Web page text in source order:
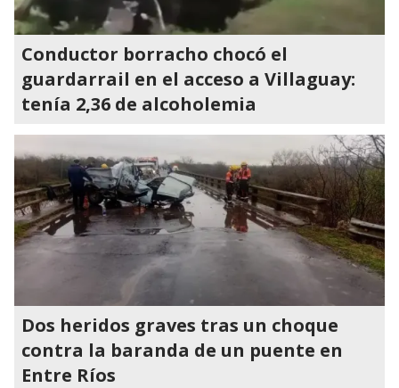
Conductor borracho chocó el
guardarrail en el acceso a Villaguay:
tenía 2,36 de alcoholemia
Dos heridos graves tras un choque
contra la baranda de un puente en
Entre Ríos